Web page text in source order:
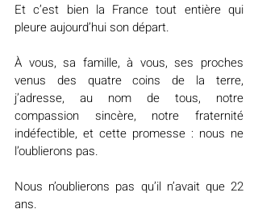
Et c’est bien la France tout entière qui
pleure aujourd’hui son départ.
À vous, sa famille, à vous, ses proches
venus des quatre coins de la terre,
j’adresse, au nom de tous, notre
compassion sincère, notre fraternité
indéfectible, et cette promesse : nous ne
l’oublierons pas.
Nous n’oublierons pas qu’il n’avait que 22
ans.